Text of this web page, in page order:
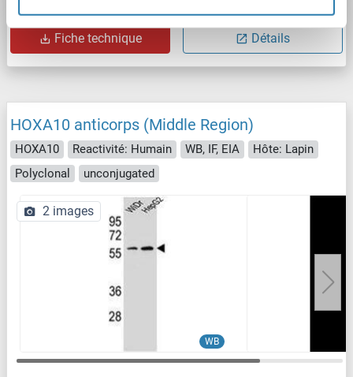
Fiche technique Détails
HOXA10 anticorps (Middle Region)
HOXA10 Reactivité: Humain WB, IF, EIA
Hôte: Lapin
Polyclonal
unconjugated
WB
2 images